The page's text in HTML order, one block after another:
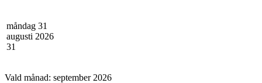
måndag 31
augusti 2026
31
Vald månad: september 2026